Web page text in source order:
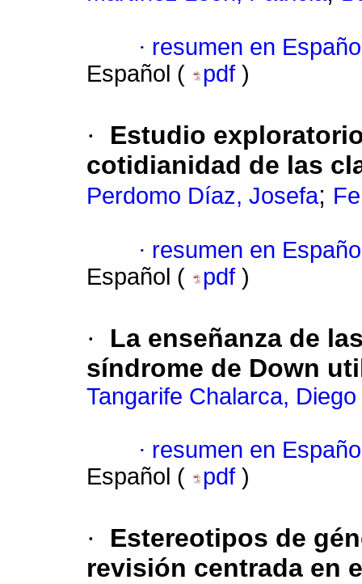
· resumen en
Español (
pdf )
·
Estudio
cotidianidad de las
Perdomo Díaz, Josefa;
· resumen en
Español (
pdf )
·
La enseñanza de
síndrome de Down
Tangarife Chalarca, Diego
· resumen en
Español (
pdf )
·
Estereotipos de
revisión centrada en